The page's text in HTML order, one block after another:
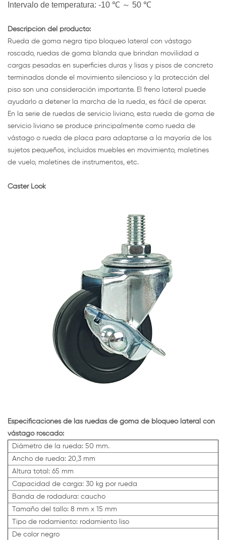
Intervalo de temperatura: -10 ℃ ～ 50 ℃
Descripción del producto:
Rueda de goma negra tipo bloqueo lateral con vástago
roscado, ruedas de goma blanda que brindan movilidad a
cargas pesadas en superficies duras y lisas y pisos de concreto
terminados donde el movimiento silencioso y la protección del
piso son una consideración importante. El freno lateral puede
ayudarlo a detener la marcha de la rueda, es fácil de operar.
En la serie de ruedas de servicio liviano, esta rueda de goma de
servicio liviano se produce principalmente como rueda de
vástago o rueda de placa para adaptarse a la mayoría de los
sujetos pequeños, incluidos muebles en movimiento, maletines
de vuelo, maletines de instrumentos, etc.
Caster Look
Especificaciones de las ruedas de goma de bloqueo lateral con
vástago roscado:
Diámetro de la rueda: 50 mm.
Ancho de rueda: 20,3 mm
Altura total: 65 mm
Capacidad de carga: 30 kg por rueda
Banda de rodadura: caucho
Tamaño del tallo: 8 mm x 15 mm
Tipo de rodamiento: rodamiento liso
De color negro